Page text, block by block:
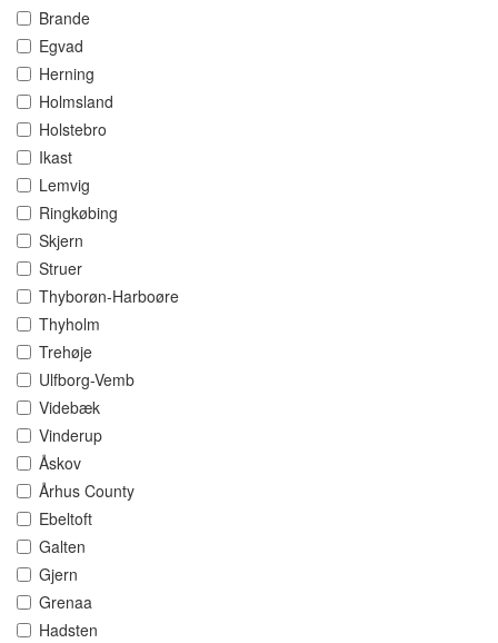
Brande
Egvad
Herning
Holmsland
Holstebro
Ikast
Lemvig
Ringkøbing
Skjern
Struer
Thyborøn-Harboøre
Thyholm
Trehøje
Ulfborg-Vemb
Videbæk
Vinderup
Åskov
Århus County
Ebeltoft
Galten
Gjern
Grenaa
Hadsten